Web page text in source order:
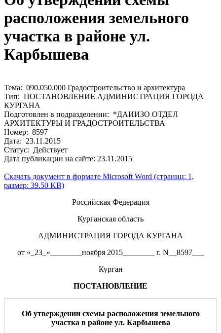
расположения земельного
участка в районе ул.
Карбышева
Тема: 090.050.000 Градостроительство и архитектура
Тип: ПОСТАНОВЛЕНИЕ АДМИНИСТРАЦИЯ ГОРОДА
КУРГАНА
Подготовлен в подразделении: *ДАИИЗО ОТДЕЛ
АРХИТЕКТУРЫ И ГРАДОСТРОИТЕЛЬСТВА
Номер: 8597
Дата: 23.11.2015
Статус: Действует
Дата публикации на сайте: 23.11.2015
Скачать документ в формате Microsoft Word (страниц: 1,
размер: 39.50 KB)
Российская Федерация
Курганская область
АДМИНИСТРАЦИЯ ГОРОДА КУРГАНА
от «_23_»________ноября 2015________ г. N__8597___
Курган
ПОСТАНОВЛЕНИЕ
Об утверждении схемы расположения земельного
участка в районе ул. Карбышева